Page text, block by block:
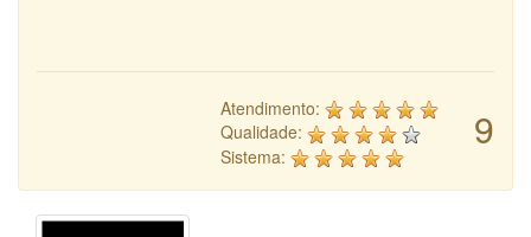
9
Atendimento:
Qualidade:
Sistema: